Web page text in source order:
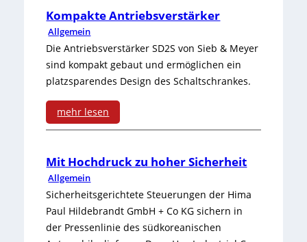
r
u
n
d
T
ü
r
-
Z
u
i
A
s
y
c
h
r
o
n
p
u
l
e
n
m
o
t
o
r
c
h
s
t
n
e
u
t
I
n
t
e
l
l
i
g
e
n
Kompakte Antriebsverstärker
Allgemein
Die Antriebsverstärker SD2S von Sieb & Meyer
sind kompakt gebaut und ermöglichen ein
platzsparendes Design des Schaltschrankes.
mehr lesen
:
K
o
m
p
Mit Hochdruck zu hoher Sicherheit
Allgemein
Sicherheitsgerichtete Steuerungen der Hima
Paul Hildebrandt GmbH + Co KG sichern in
der Pressenlinie des südkoreanischen